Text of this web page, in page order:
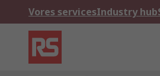
Vores servicesIndustry hub